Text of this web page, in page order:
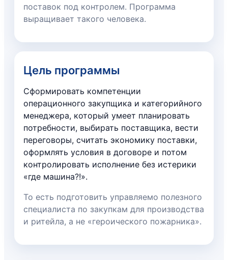
поставок под контролем. Программа
выращивает такого человека.
Цель программы
Сформировать компетенции
операционного закупщика и категорийного
менеджера, который умеет планировать
потребности, выбирать поставщика, вести
переговоры, считать экономику поставки,
оформлять условия в договоре и потом
контролировать исполнение без истерики
«где машина?!».
То есть подготовить управляемо полезного
специалиста по закупкам для производства
и ритейла, а не «героического пожарника».